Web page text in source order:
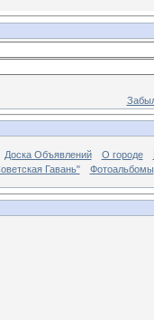
Доска Объявлений О городе
Гавань" Фотоальбомы